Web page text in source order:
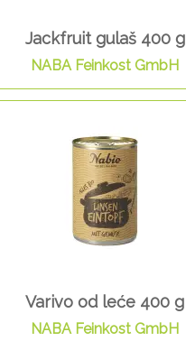
Jackfruit gulaš 400 g
NABA Feinkost GmbH
Varivo od leće 400 g
NABA Feinkost GmbH